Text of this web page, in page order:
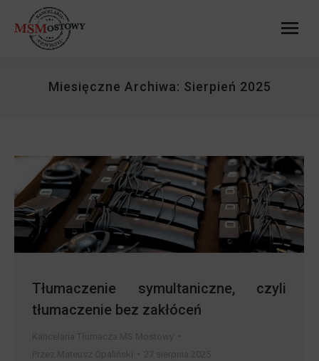
Miesięczne Archiwa: Sierpień 2025
Tłumaczenie symultaniczne, czyli
tłumaczenie bez zakłóceń